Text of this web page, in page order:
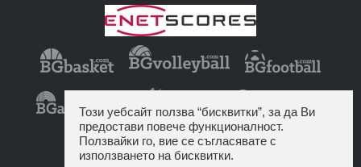
Този уебсайт ползва “бисквитки”, за да Ви
предостави повече функционалност.
Ползвайки го, вие се съгласявате с
използването на бисквитки.